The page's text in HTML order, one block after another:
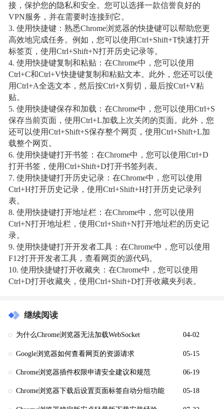
接，保护您的隐私和安全。您可以选择一款信誉良好的
VPN服务，并在需要时连接到它。
3. 使用快捷键：熟悉Chrome浏览器的快捷键可以帮助您更
高效地完成任务。例如，您可以使用Ctrl+Shift+T快速打开
标签页，使用Ctrl+Shift+N打开历史记录等。
4. 使用快捷键复制和粘贴：在Chrome中，您可以使用
Ctrl+C和Ctrl+V快捷键复制和粘贴文本。此外，您还可以使
用Ctrl+A全选文本，然后按Ctrl+X剪切，最后按Ctrl+V粘
贴。
5. 使用快捷键保存和加载：在Chrome中，您可以使用Ctrl+S
保存当前页面，使用Ctrl+L加载上次关闭的页面。此外，您
还可以使用Ctrl+Shift+S保存整个网页，使用Ctrl+Shift+L加
载整个网页。
6. 使用快捷键打开书签：在Chrome中，您可以使用Ctrl+D
打开书签，使用Ctrl+Shift+D打开书签列表。
7. 使用快捷键打开历史记录：在Chrome中，您可以使用
Ctrl+H打开历史记录，使用Ctrl+Shift+H打开历史记录列
表。
8. 使用快捷键打开地址栏：在Chrome中，您可以使用
Ctrl+N打开地址栏，使用Ctrl+Shift+N打开地址栏的历史记
录。
9. 使用快捷键打开开发者工具：在Chrome中，您可以使用
F12打开开发者工具，查看网页的源代码。
10. 使用快捷键打开收藏夹：在Chrome中，您可以使用
Ctrl+D打开收藏夹，使用Ctrl+Shift+D打开收藏夹列表。
继续阅读
为什么Chrome浏览器无法加载WebSocket 04-02
Google浏览器如何查看网页的资源请求 05-15
Chrome浏览器插件权限申请安全建议和规范 06-19
Chrome浏览器下载后设置页面标签自动分组功能 05-18